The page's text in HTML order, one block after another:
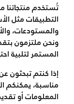
تُستخدم منتجاتنا
التطبيقات مثل
والمستودعات،
ونحن ملتزمون
المستمر لتلبية
إذا كنتم تبحثون
مناسبة، يمكنكم
المعلومات أو